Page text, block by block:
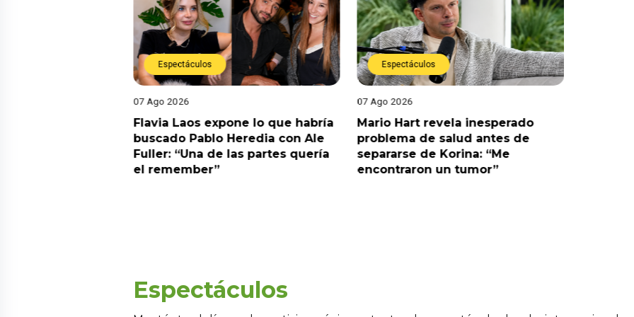
Espectáculos
07 Ago 2026
Flavia Laos expone lo que habría
buscado Pablo Heredia con Ale
Fuller: “Una de las partes quería
el remember”
Espectáculos
07 Ago 2026
Mario Hart revela inesperado
problema de salud antes de
separarse de Korina: “Me
encontraron un tumor”
Espectáculos